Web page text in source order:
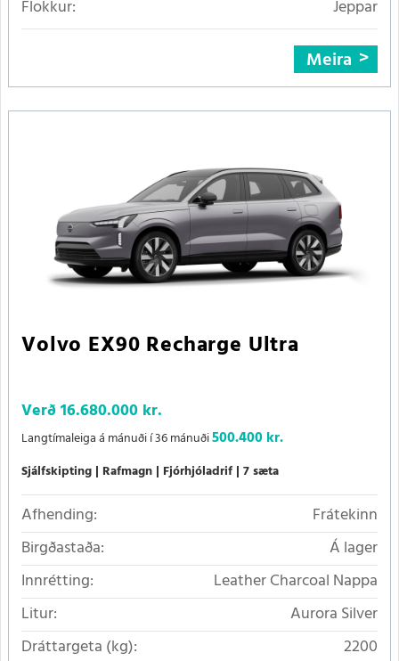
Flokkur:
Jeppar
Meira
Volvo EX90 Recharge Ultra
Verð16.680.000 kr.
Langtímaleiga á mánuði í 36 mánuði500.400 kr.
Sjálfskipting Rafmagn Fjórhjóladrif 7 sæta
Afhending:
Frátekinn
Birgðastaða:
Á lager
Innrétting:
Leather Charcoal Nappa
Litur:
Aurora Silver
Dráttargeta (kg):
2200